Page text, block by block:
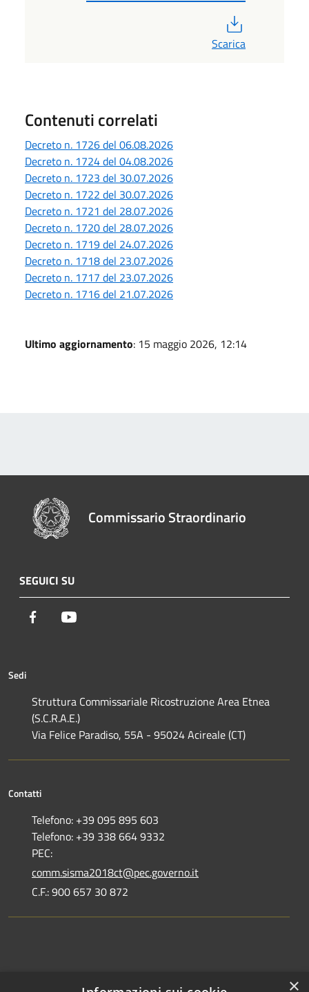
Scarica
Contenuti correlati
Decreto n. 1726 del 06.08.2026
Decreto n. 1724 del 04.08.2026
Decreto n. 1723 del 30.07.2026
Decreto n. 1722 del 30.07.2026
Decreto n. 1721 del 28.07.2026
Decreto n. 1720 del 28.07.2026
Decreto n. 1719 del 24.07.2026
Decreto n. 1718 del 23.07.2026
Decreto n. 1717 del 23.07.2026
Decreto n. 1716 del 21.07.2026
Ultimo aggiornamento: 15 maggio 2026, 12:14
Commissario Straordinario
SEGUICI SU
Facebook
Sedi
Struttura Commissariale Ricostruzione Area Etnea
(S.C.R.A.E.)
Via Felice Paradiso, 55A - 95024 Acireale (CT)
Contatti
Telefono: +39 095 895 603
Telefono: +39 338 664 9332
PEC:
comm.sisma2018ct@pec.governo.it
C.F.: 900 657 30 872
×